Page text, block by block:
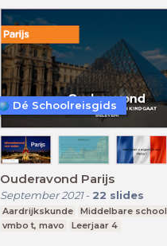
Ouderavond Parijs
September 2021- 22 slides
Aardrijkskunde
Middelbare school
vmbo t, mavo
Leerjaar 4
Dé Schoolreisgids